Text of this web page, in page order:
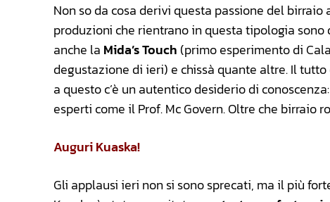
Non so da cosa derivi questa passione del
produzioni che rientrano in questa tipologia sono
anche la Mida’s Touch (primo esperimento di
degustazione di ieri) e chissà quante altre. Il
a questo c’è un autentico desiderio di
esperti come il Prof. Mc Govern. Oltre che birraio
Auguri Kuaska!
Gli applausi ieri non si sono sprecati, ma il più